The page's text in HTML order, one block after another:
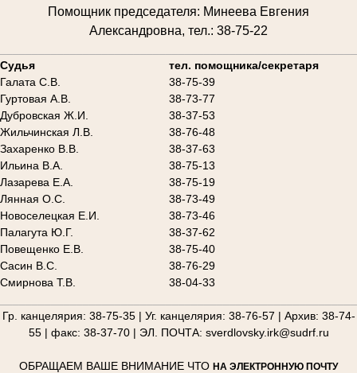
Помощник председателя: Минеева Евгения
Александровна, тел.: 38-75-22
Судья
тел. помощника/секретаря
Галата С.В.
38-75-39
Гуртовая А.В.
38-73-77
Дубровская Ж.И.
38-37-53
Жильчинская Л.В.
38-76-48
Захаренко В.В.
38-37-63
Ильина В.А.
38-75-13
Лазарева Е.А.
38-75-19
Лянная О.С.
38-73-49
Новоселецкая Е.И.
38-73-46
Палагута Ю.Г.
38-37-62
Повещенко Е.В.
38-75-40
Сасин В.С.
38-76-29
Смирнова Т.В.
38-04-33
Гр. канцелярия: 38-75-35 | Уг. канцелярия: 38-76-57 | Архив: 38-74-
55 | факс: 38-37-70 | ЭЛ. ПОЧТА: sverdlovsky.irk@sudrf.ru
ОБРАЩАЕМ ВАШЕ ВНИМАНИЕ ЧТО НА ЭЛЕКТРОННУЮ ПОЧТУ